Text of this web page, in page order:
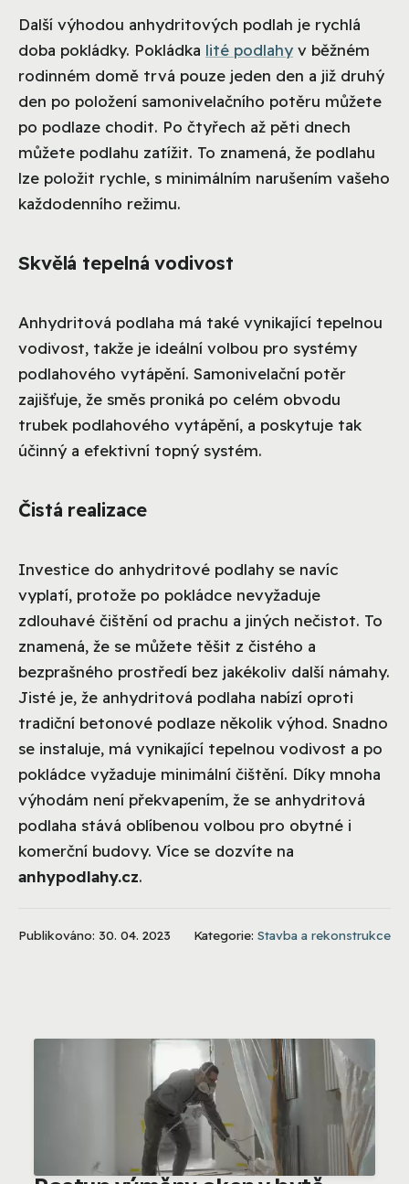
Další výhodou anhydritových podlah je rychlá
doba pokládky. Pokládka lité podlahy v běžném
rodinném domě trvá pouze jeden den a již druhý
den po položení samonivelačního potěru můžete
po podlaze chodit. Po čtyřech až pěti dnech
můžete podlahu zatížit. To znamená, že podlahu
lze položit rychle, s minimálním narušením vašeho
každodenního režimu.
Skvělá tepelná vodivost
Anhydritová podlaha má také vynikající tepelnou
vodivost, takže je ideální volbou pro systémy
podlahového vytápění. Samonivelační potěr
zajišťuje, že směs proniká po celém obvodu
trubek podlahového vytápění, a poskytuje tak
účinný a efektivní topný systém.
Čistá realizace
Investice do anhydritové podlahy se navíc
vyplatí, protože po pokládce nevyžaduje
zdlouhavé čištění od prachu a jiných nečistot. To
znamená, že se můžete těšit z čistého a
bezprašného prostředí bez jakékoliv další námahy.
Jisté je, že anhydritová podlaha nabízí oproti
tradiční betonové podlaze několik výhod. Snadno
se instaluje, má vynikající tepelnou vodivost a po
pokládce vyžaduje minimální čištění. Díky mnoha
výhodám není překvapením, že se anhydritová
podlaha stává oblíbenou volbou pro obytné i
komerční budovy. Více se dozvíte na
anhypodlahy.cz.
Publikováno: 30. 04. 2023 Kategorie: Stavba a rekonstrukce